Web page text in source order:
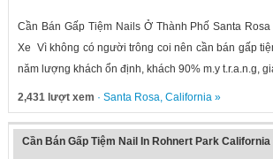
Cần Bán Gấp Tiệm Nails Ở Thành Phố Santa
Xe Vì không có người trông coi nên cần bán gấp
năm lượng khách ổn định, khách 90% m.y t.r.a.n.g,
2,431 lượt xem · Santa Rosa, California»
Cần Bán Gấp Tiệm Nail In Rohnert Park California